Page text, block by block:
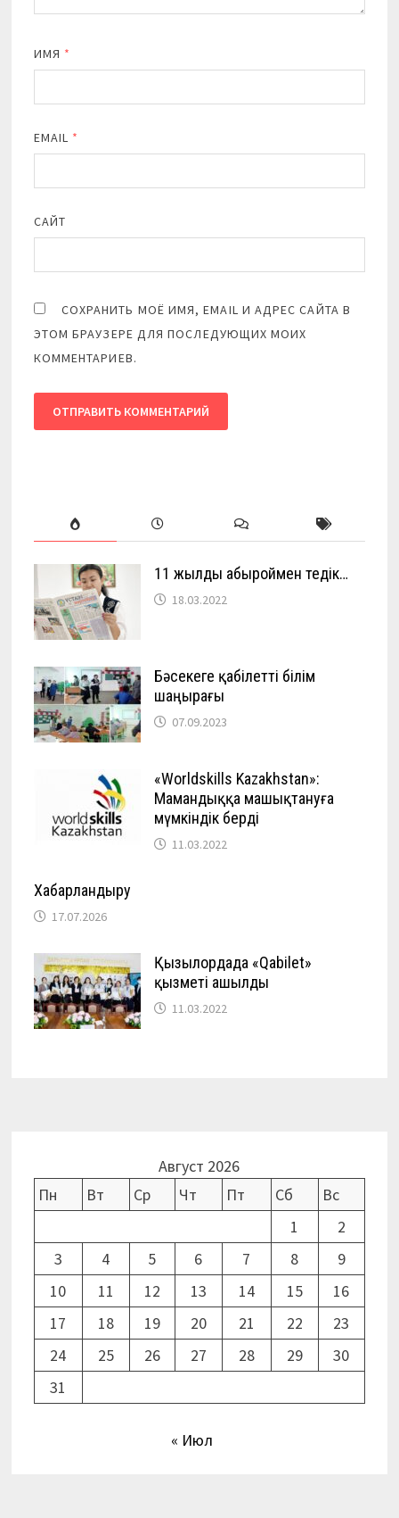
ИМЯ *
EMAIL *
САЙТ
СОХРАНИТЬ МОЁ ИМЯ, EMAIL И АДРЕС САЙТА В
ЭТОМ БРАУЗЕРЕ ДЛЯ ПОСЛЕДУЮЩИХ МОИХ
КОММЕНТАРИЕВ.
11 жылды абыроймен өтедік…
18.03.2022
Бәсекеге қабілетті білім
шаңырағы
07.09.2023
«Worldskills Kazakhstan»:
Мамандыққа машықтануға
мүмкіндік берді
11.03.2022
Хабарландыру
17.07.2026
Қызылордада «Qabilet»
қызметі ашылды
11.03.2022
Август 2026
Пн
Вт Ср Чт Пт Сб
Вс
1
2
3
4 5 6 7 8
9
10
11 12 13 14 15
16
17
18 19 20 21 22
23
24
25 26 27 28 29
30
31
« Июл